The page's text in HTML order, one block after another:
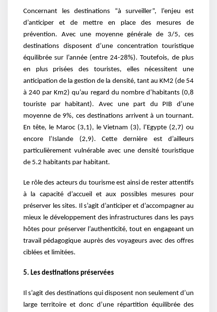
Concernant les destinations “à surveiller”, l’enjeu est
d’anticiper et de mettre en place des mesures de
prévention. Avec une moyenne générale de 3/5, ces
destinations disposent d’une concentration touristique
équilibrée sur l’année (entre 24-28%). Toutefois, de plus
en plus prisées des touristes, elles nécessitent une
anticipation de la gestion de la densité, tant au KM2 (de 54
à 240 par Km2) qu’au regard du nombre d’habitants (0,8
touriste par habitant). Avec une part du PIB d’une
moyenne de 9%, ces destinations arrivent à un tournant.
En tête, le Maroc (3,1), le Vietnam (3), l’Egypte (2,7) ou
encore l’Islande (2,9). Cette dernière est d’ailleurs
particulièrement vulnérable avec une densité touristique
de 5.2 habitants par habitant.
Le rôle des acteurs du tourisme est ainsi de rester attentifs
à la capacité d’accueil et aux possibles mesures pour
préserver les sites. Il s’agit d’anticiper et d’accompagner au
mieux le développement des infrastructures dans les pays
hôtes pour préserver l’authenticité, tout en engageant un
travail pédagogique auprès des voyageurs avec des offres
ciblées et limitées.
5. Les destinations préservées
Il s’agit des destinations qui disposent non seulement d’un
large territoire et donc d’une répartition équilibrée des